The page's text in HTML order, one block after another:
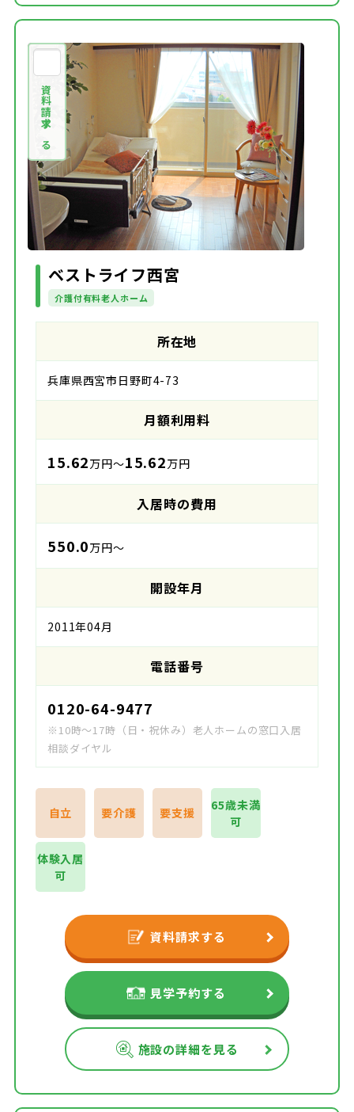
資料請求する
ベストライフ西宮
介護付有料老人ホーム
所在地
兵庫県西宮市日野町4-73
月額利用料
15.62万円～15.62万円
入居時の費用
550.0万円～
開設年月
2011年04月
電話番号
0120-64-9477
※10時～17時（日・祝休み）老人ホームの窓口入居
相談ダイヤル
自立 要介護 要支援
65歳未満
可
体験入居
可
資料請求する
見学予約する
施設の詳細を見る